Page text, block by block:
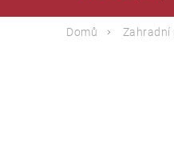
Domů Zahradní